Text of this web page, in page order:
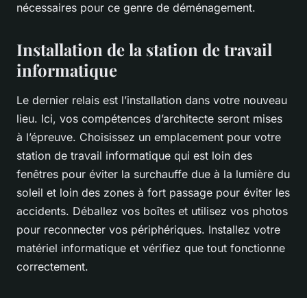
nécessaires pour ce genre de déménagement.
Installation de la station de travail
informatique
Le dernier relais est l’installation dans votre nouveau
lieu. Ici, vos compétences d’architecte seront mises
à l’épreuve. Choisissez un emplacement pour votre
station de travail informatique qui est loin des
fenêtres pour éviter la surchauffe due à la lumière du
soleil et loin des zones à fort passage pour éviter les
accidents. Déballez vos boîtes et utilisez vos photos
pour reconnecter vos périphériques. Installez votre
matériel informatique et vérifiez que tout fonctionne
correctement.